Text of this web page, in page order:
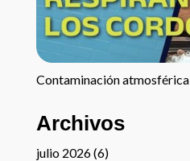
Contaminación atmosférica
Archivos
julio 2026(6)